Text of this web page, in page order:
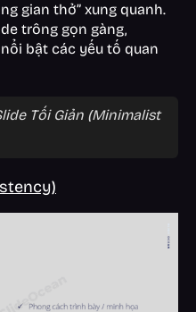
gian thở” xung quanh.
trông gọn gàng,
bật các yếu tố quan
Tối Giản (Minimalist